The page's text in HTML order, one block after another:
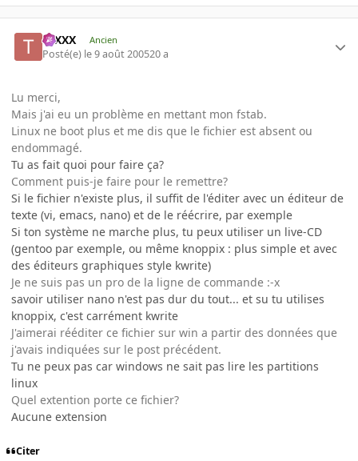
tuXXX Ancien
Posté(e) le 9 août 200520 a
Lu merci,
Mais j'ai eu un problème en mettant mon fstab.
Linux ne boot plus et me dis que le fichier est absent ou
endommagé.
Tu as fait quoi pour faire ça?
Comment puis-je faire pour le remettre?
Si le fichier n'existe plus, il suffit de l'éditer avec un éditeur de
texte (vi, emacs, nano) et de le réécrire, par exemple
Si ton système ne marche plus, tu peux utiliser un live-CD
(gentoo par exemple, ou même knoppix : plus simple et avec
des éditeurs graphiques style kwrite)
Je ne suis pas un pro de la ligne de commande :-x
savoir utiliser nano n'est pas dur du tout... et su tu utilises
knoppix, c'est carrément kwrite
J'aimerai rééditer ce fichier sur win a partir des données que
j'avais indiquées sur le post précédent.
Tu ne peux pas car windows ne sait pas lire les partitions
linux
Quel extention porte ce fichier?
Aucune extension
Citer